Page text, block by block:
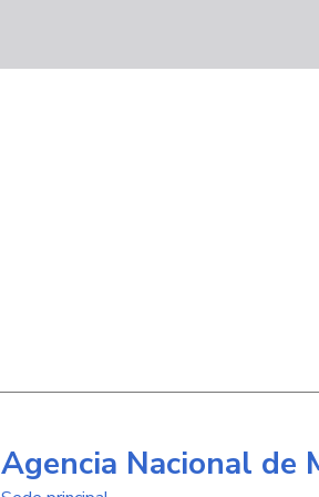
Agencia Nacional de